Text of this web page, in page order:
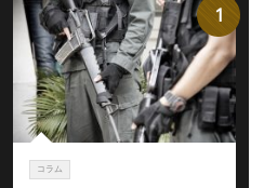
コラム
1